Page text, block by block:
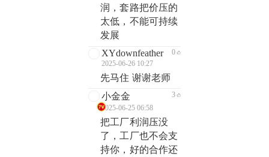
润，套路把价压的
太低，不能可持续
发展
XYdownfeather
2025-06-26 10:27
0
先马住 谢谢老师
小金金
2025-06-25 06:58
3
把工厂利润压没
了，工厂也不会支
持你，好的合作还